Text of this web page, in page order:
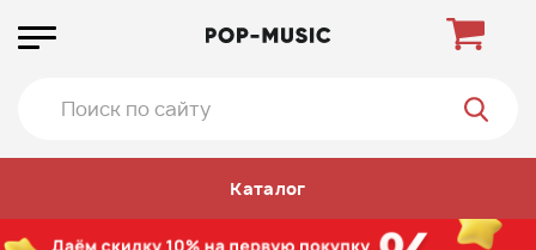
Каталог